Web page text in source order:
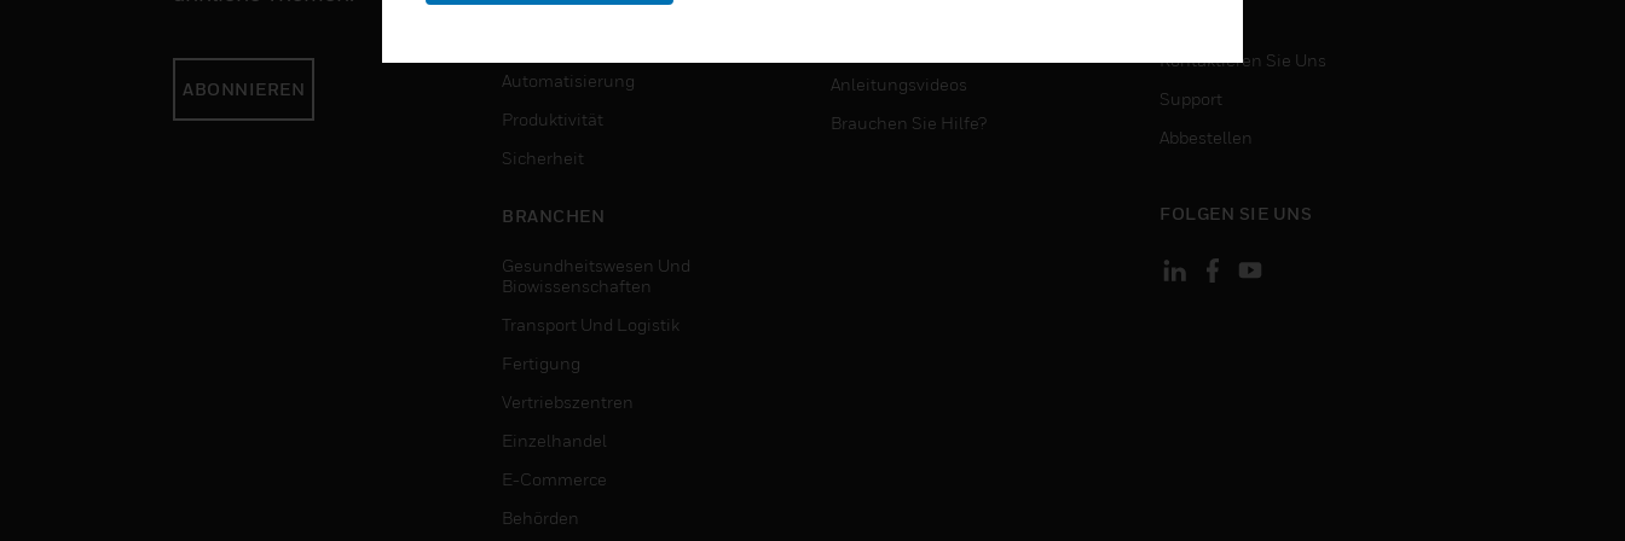
ABONNIEREN
Automatisierung
Produktivität
Sicherheit
BRANCHEN
Gesundheitswesen Und
Biowissenschaften
Transport Und Logistik
Fertigung
Vertriebszentren
Einzelhandel
E-Commerce
Behörden
Anleitungsvideos
Brauchen Sie Hilfe?
Kontaktieren Sie Uns
Support
Abbestellen
FOLGEN SIE UNS